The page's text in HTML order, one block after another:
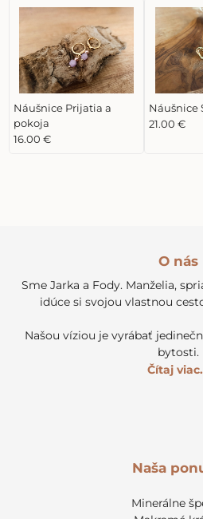
Náušnice Prijatia a
pokoja
16.00 €
Náušnice
21.00 €
O nás
Sme Jarka a Fody. Manželia,
idúce si svojou vlastnou
Našou víziou je vyrábať
bytosti.
Čítaj
Naša
Minerálne